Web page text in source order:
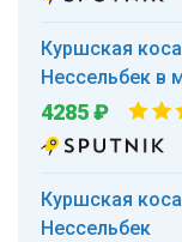
Куршская
Нессельбек в
4285 ₽
Куршская
Нессельбек